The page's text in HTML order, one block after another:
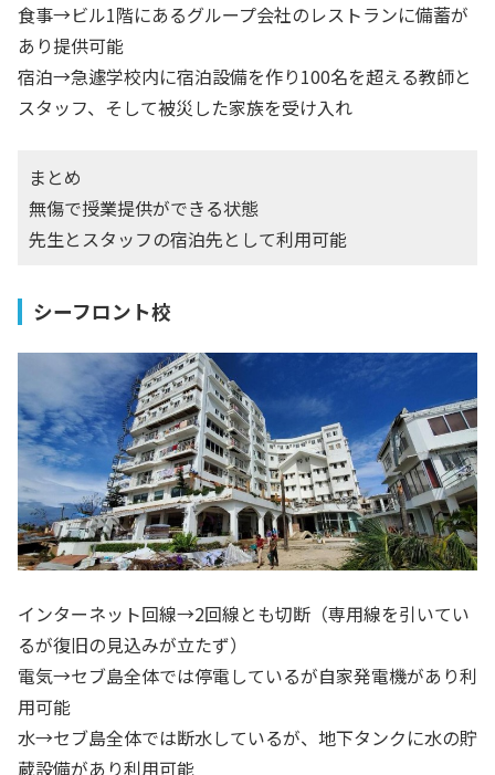
食事→ビル1階にあるグループ会社のレストランに備蓄が
あり提供可能
宿泊→急遽学校内に宿泊設備を作り100名を超える教師と
スタッフ、そして被災した家族を受け入れ
まとめ
無傷で授業提供ができる状態
先生とスタッフの宿泊先として利用可能
シーフロント校
インターネット回線→2回線とも切断（専用線を引いてい
るが復旧の見込みが立たず）
電気→セブ島全体では停電しているが自家発電機があり利
用可能
水→セブ島全体では断水しているが、地下タンクに水の貯
蔵設備があり利用可能